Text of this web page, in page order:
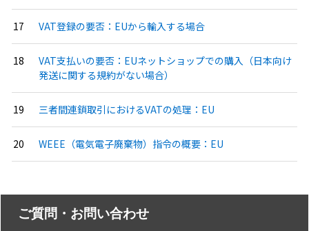
VAT登録の要否：EUから輸入する場合
VAT支払いの要否：EUネットショップでの購入（日本向け
発送に関する規約がない場合）
三者間連鎖取引におけるVATの処理：EU
WEEE（電気電子廃棄物）指令の概要：EU
ご質問・お問い合わせ